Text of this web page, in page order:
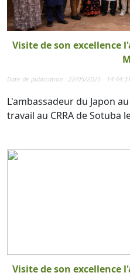
Visite de son excellence
Date de publication : 22/05/2025 - 14:44:31
L'ambassadeur du Japon
travail au CRRA de Sotuba
Visite de son excellence